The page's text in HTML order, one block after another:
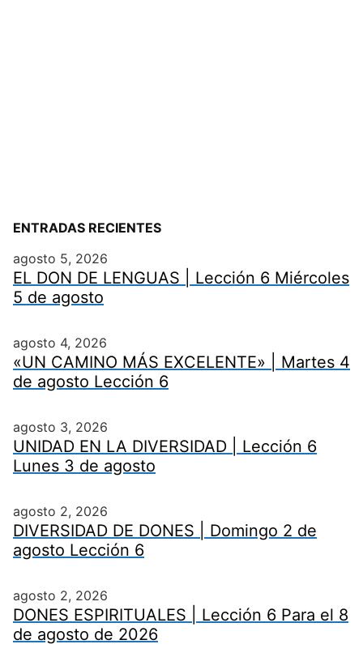
ENTRADAS RECIENTES
agosto 5, 2026
EL DON DE LENGUAS | Lección 6 Miércoles
5 de agosto
agosto 4, 2026
«UN CAMINO MÁS EXCELENTE» | Martes 4
de agosto Lección 6
agosto 3, 2026
UNIDAD EN LA DIVERSIDAD | Lección 6
Lunes 3 de agosto
agosto 2, 2026
DIVERSIDAD DE DONES | Domingo 2 de
agosto Lección 6
agosto 2, 2026
DONES ESPIRITUALES | Lección 6 Para el 8
de agosto de 2026